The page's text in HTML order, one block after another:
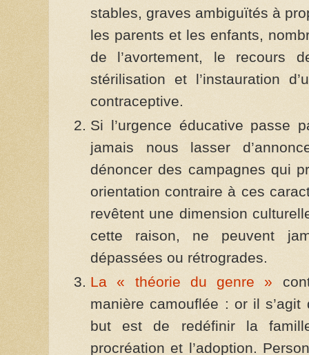
stables, graves ambiguïtés à
les parents et les enfants,
de l’avortement, le recours
stérilisation et l’instauration
contraceptive.
Si l’urgence éducative passe
jamais nous lasser
dénoncer des campagnes qui
orientation contraire à ces
revêtent une dimension
cette raison, ne peuvent
dépassées ou rétrogrades.
La « théorie du genre »
manière camouflée : or il
but est de redéfinir la
procréation et l’adoption.